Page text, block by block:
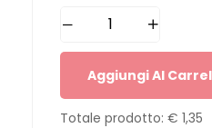
Aggiungi Al
Totale prodotto: € 1,35